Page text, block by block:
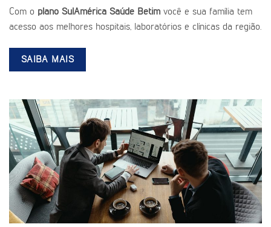
Com o plano SulAmérica Saúde Betim você e sua família tem
acesso aos melhores hospitais, laboratórios e clínicas da região.
SAIBA MAIS